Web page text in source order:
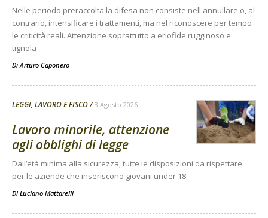
Nelle periodo preraccolta la difesa non consiste nell'annullare o, al
contrario, intensificare i trattamenti, ma nel riconoscere per tempo
le criticità reali. Attenzione soprattutto a eriofide rugginoso e
tignola
Di Arturo Caponero
LEGGI, LAVORO E FISCO 3 Agosto 2026
Lavoro minorile, attenzione
agli obblighi di legge
Dall’età minima alla sicurezza, tutte le disposizioni da rispettare
per le aziende che inseriscono giovani under 18
Di Luciano Mattarelli